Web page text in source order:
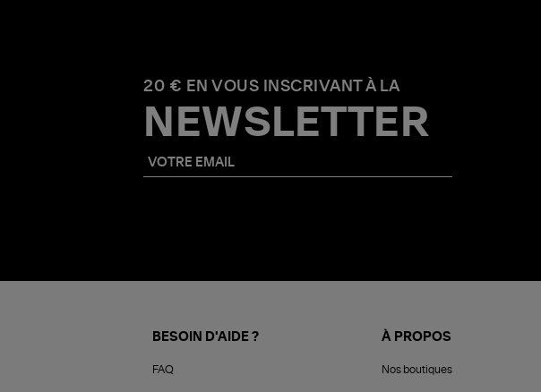
20 € EN VOUS INSCRIVANT À LA
NEWSLETTER
BESOIN D'AIDE ?
FAQ
À PROPOS
Nos boutiques